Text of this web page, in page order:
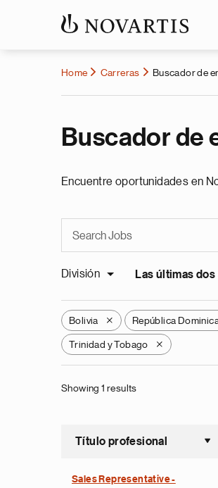
Home Carreras Buscador de
Buscador de
Encuentre oportunidades en
División Las últimas dos
Bolivia X República
Trinidad y Tobago X
Showing 1 results
Título profesional
Sales Representative -